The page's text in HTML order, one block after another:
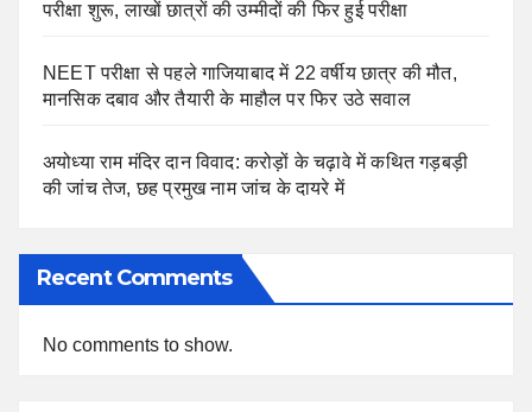
परीक्षा शुरू, लाखों छात्रों की उम्मीदों की फिर हुई परीक्षा
NEET परीक्षा से पहले गाजियाबाद में 22 वर्षीय छात्र की मौत,
मानसिक दबाव और तैयारी के माहौल पर फिर उठे सवाल
अयोध्या राम मंदिर दान विवाद: करोड़ों के चढ़ावे में कथित गड़बड़ी
की जांच तेज, छह प्रमुख नाम जांच के दायरे में
Recent Comments
No comments to show.